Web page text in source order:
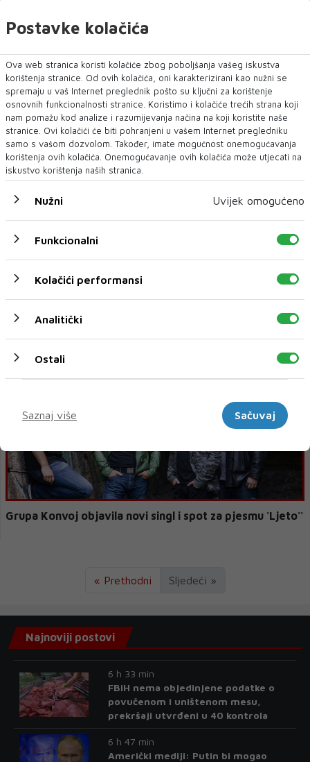
Kako iskoristiti prednosti ljeta bez posljedica po
zdravlje?
zaustaviti virus?
Grupa Konvoj objavila novi singl i spot za pjesmu 'Ljeto''
« Prethodni Sljedeći »
Postavke kolačića
Ova web stranica koristi kolačiće zbog poboljšanja vašeg iskustva
korištenja stranice. Od ovih kolačića, oni karakterizirani kao nužni se
spremaju u vaš Internet preglednik pošto su ključni za korištenje
osnovnih funkcionalnosti stranice. Koristimo i kolačiće trećih strana koji
nam pomažu kod analize i razumijevanja načina na koji koristite naše
stranice. Ovi kolačići će biti pohranjeni u vašem Internet pregledniku
samo s vašom dozvolom. Također, imate mogućnost onemogućavanja
korištenja ovih kolačića. Onemogućavanje ovih kolačića može utjecati na
iskustvo korištenja naših stranica.
Nužni Uvijek omogućeno
Funkcionalni
Kolačići performansi
Analitički
Ostali
Saznaj više
Sačuvaj
Najnoviji postovi
6 h 33 min
FBiH nema objedinjene podatke o
povučenom i uništenom mesu,
prekršaji utvrđeni u 40 kontrola
6 h 47 min
Američki mediji: Putin bi mogao